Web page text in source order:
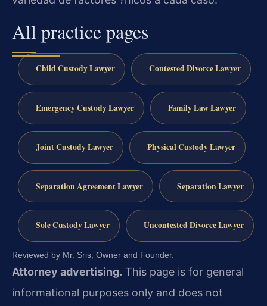
All practice pages
Child Custody Lawyer Contested Divorce Lawyer
Emergency Custody Lawyer Family Law Lawyer
Joint Custody Lawyer Physical Custody Lawyer
Separation Agreement Lawyer Separation Lawyer
Sole Custody Lawyer Uncontested Divorce Lawyer
Reviewed by Mr. Sris, Owner and Founder.
Attorney advertising. This page is for general
informational purposes only and does not